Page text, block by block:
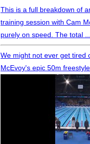
This is a full breakdown of
training session with Cam
purely on speed. The total ...
We might not ever get tired
McEvoy's epic 50m